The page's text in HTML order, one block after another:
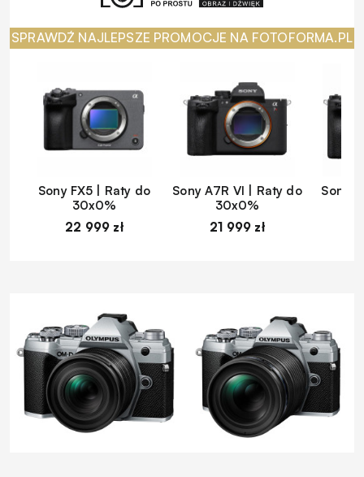
SPRAWDŹ NAJLEPSZE PROMOCJE NA FOTOFORMA.PL
Sony FX5 | Raty do
30x0%
22 999 zł
Sony A7R VI | Raty do
30x0%
21 999 zł
Sony